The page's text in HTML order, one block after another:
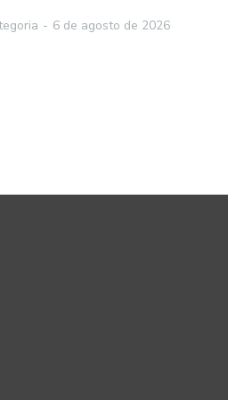
6 de agosto de 2026